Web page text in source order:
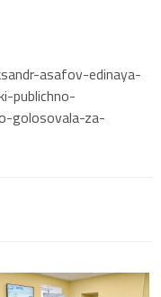
asafov-edinaya-
publichno-
golosovala-za-